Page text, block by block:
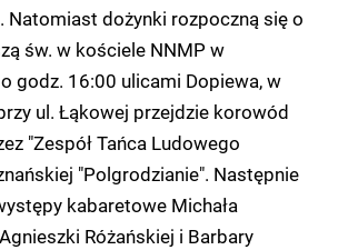
Natomiast dożynki rozpoczną się o
św. w kościele NNMP w
godz. 16:00 ulicami Dopiewa, w
ul. Łąkowej przejdzie korowód
"Zespół Tańca Ludowego
"Polgrodzianie". Następnie
kabaretowe Michała
Różańskiej i Barbary